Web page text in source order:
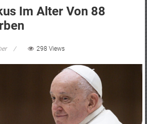
Im Alter Von 88
298 Views